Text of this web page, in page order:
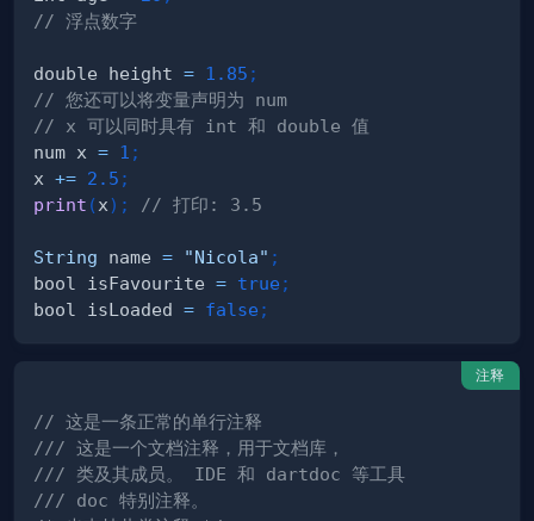
// 浮点数字
double height = 1.85 ;
// 您还可以将变量声明为 num
// x 可以同时具有 int 和 double 值
num x = 1 ;
x += 2.5 ;
print (x) ; // 打印: 3.5
String name = "Nicola" ;
bool isFavourite = true ;
bool isLoaded = false ;
注释
// 这是一条正常的单行注释
/// 这是一个文档注释，用于文档库，
/// 类及其成员。 IDE 和 dartdoc 等工具
/// doc 特别注释。